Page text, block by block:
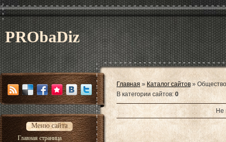
PRObaDiz
Меню сайта
Главная страница
Главная » Каталог сайтов »
В категории сайтов: 0
Не